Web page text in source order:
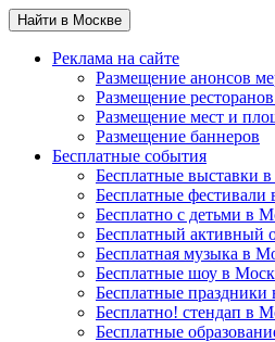
Найти в Москве
Реклама на сайте
Размещение анонсов
Размещение
Размещение мест и
Размещение баннеров
Бесплатные события
Бесплатные выставки
Бесплатные фестивали
Бесплатно с детьми в
Бесплатный активный
Бесплатная музыка в
Бесплатные шоу в
Бесплатные праздники
Бесплатно! стендап в
Бесплатные